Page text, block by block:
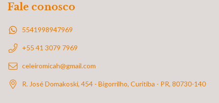
Fale conosco
5541998947969
+55 41 3079 7969
celeiromicah@gmail.com
R. José Domakoski, 454 - Bigorrilho, Curitiba - PR, 80730-140